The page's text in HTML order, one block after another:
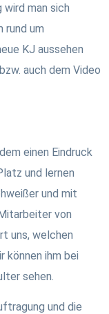
man sich
rund um
KJ aussehen
auch dem Video
einen Eindruck
und lernen
und mit
von
uns, welchen
können ihm bei
sehen.
und die